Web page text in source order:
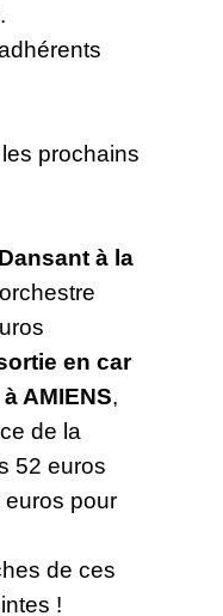
prochains
à la
en car
AMIENS,
de la
52 euros
euros pour
de ces
!